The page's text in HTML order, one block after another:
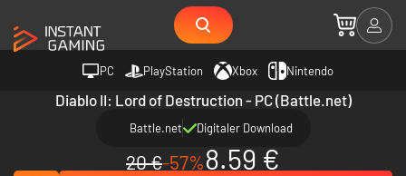
PC PlayStation Xbox Nintendo
Diablo II: Lord of Destruction - PC (Battle.net)
Battle.net Digitaler Download
20 €-57%8.59 €